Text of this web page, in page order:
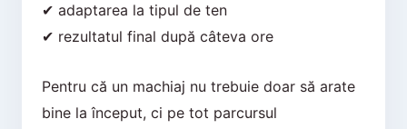
✔ adaptarea la tipul de ten
✔ rezultatul final după câteva ore
Pentru că un machiaj nu trebuie doar să arate
bine la început, ci pe tot parcursul